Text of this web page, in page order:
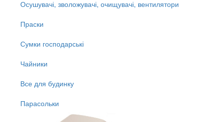
Осушувачі, зволожувачі, очищувачі, вентилятори
Праски
Сумки господарські
Чайники
Все для будинку
Парасольки